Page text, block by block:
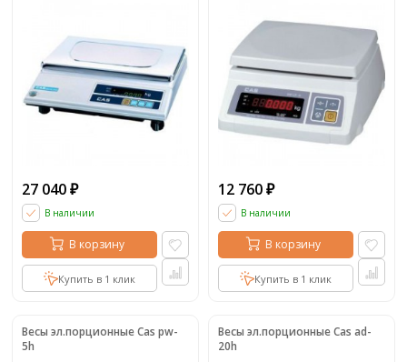
27 040 ₽
В наличии
В корзину
Купить в 1 клик
12 760 ₽
В наличии
В корзину
Купить в 1 клик
Весы эл.порционные Cas pw-
5h
Весы эл.порционные Cas ad-
20h